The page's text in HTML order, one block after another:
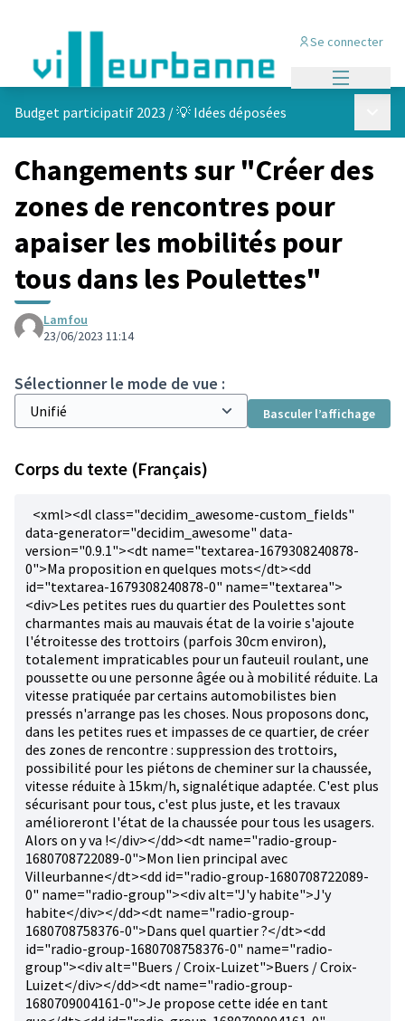
Se connecter
Budget participatif 2023 /💡 Idées déposées
Changements sur "Créer des
zones de rencontres pour
apaiser les mobilités pour
tous dans les Poulettes"
Lamfou
23/06/2023 11:14
Sélectionner le mode de vue :
Basculer l’affichage
Corps du texte (Français)
<xml><dl class="decidim_awesome-custom_fields"
data-generator="decidim_awesome" data-
version="0.9.1"><dt name="textarea-1679308240878-
0">Ma proposition en quelques mots</dt><dd
id="textarea-1679308240878-0" name="textarea">
<div>Les petites rues du quartier des Poulettes sont
charmantes mais au mauvais état de la voirie s'ajoute
l'étroitesse des trottoirs (parfois 30cm environ),
totalement impraticables pour un fauteuil roulant, une
poussette ou une personne âgée ou à mobilité réduite. La
vitesse pratiquée par certains automobilistes bien
pressés n'arrange pas les choses. Nous proposons donc,
dans les petites rues et impasses de ce quartier, de créer
des zones de rencontre : suppression des trottoirs,
possibilité pour les piétons de cheminer sur la chaussée,
vitesse réduite à 15km/h, signalétique adaptée. C'est plus
sécurisant pour tous, c'est plus juste, et les travaux
amélioreront l'état de la chaussée pour tous les usagers.
Alors on y va !</div></dd><dt name="radio-group-
1680708722089-0">Mon lien principal avec
Villeurbanne</dt><dd id="radio-group-1680708722089-
0" name="radio-group"><div alt="J'y habite">J'y
habite</div></dd><dt name="radio-group-
1680708758376-0">Dans quel quartier ?</dt><dd
id="radio-group-1680708758376-0" name="radio-
group"><div alt="Buers / Croix-Luizet">Buers / Croix-
Luizet</div></dd><dt name="radio-group-
1680709004161-0">Je propose cette idée en tant